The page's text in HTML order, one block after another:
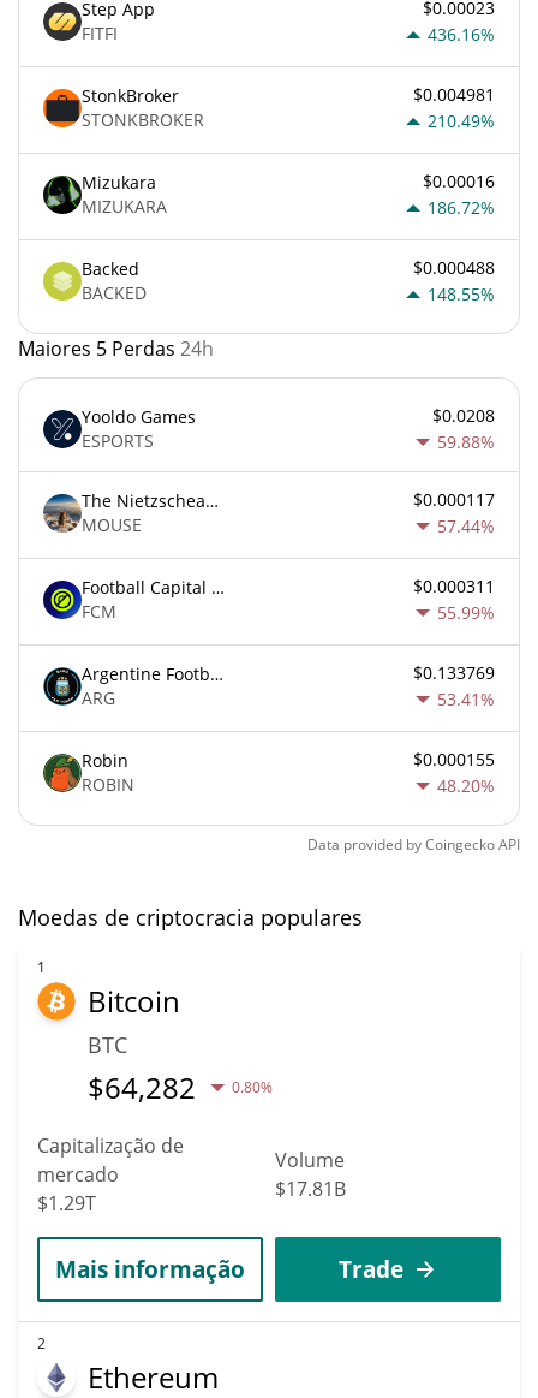
Step App
FITFI
$0.00023
436.16%
StonkBroker
STONKBROKER
$0.004981
210.49%
Mizukara
MIZUKARA
$0.00016
186.72%
Backed
BACKED
$0.000488
148.55%
Maiores 5 Perdas 24h
Yooldo Games
ESPORTS
$0.0208
59.88%
The Nietzschean Mouse
MOUSE
$0.000117
57.44%
Football Capital Markets
FCM
$0.000311
55.99%
Argentine Football Association Fan Token
ARG
$0.133769
53.41%
Robin
ROBIN
$0.000155
48.20%
Data provided byCoingeckoAPI
Moedas de criptocracia populares
1
Bitcoin
BTC
$64,282 0.80%
Capitalização de
mercado
$1.29T
Volume
$17.81B
Mais informação Trade
2
Ethereum